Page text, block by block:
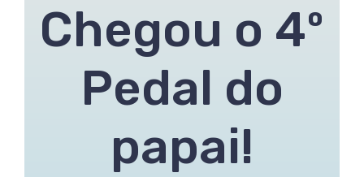
Chegou o 4º
Pedal do
papai!